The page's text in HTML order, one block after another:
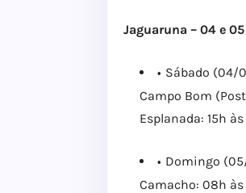
Jaguaruna – 04 e
Sábado (04/
Campo Bom
Esplanada: 15h às
Domingo
Camacho: 08h às